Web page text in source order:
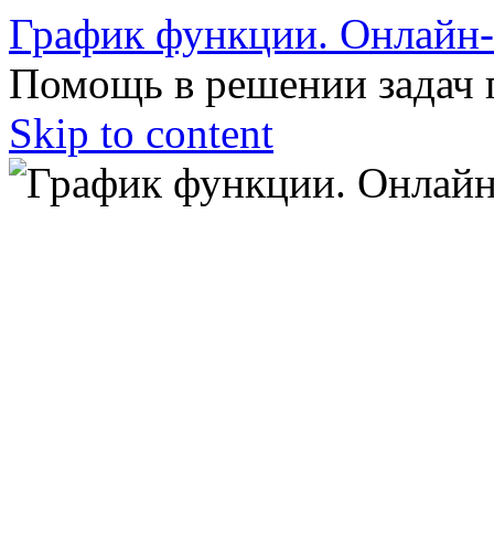
График функции.
Помощь в решении задач
Skip to content